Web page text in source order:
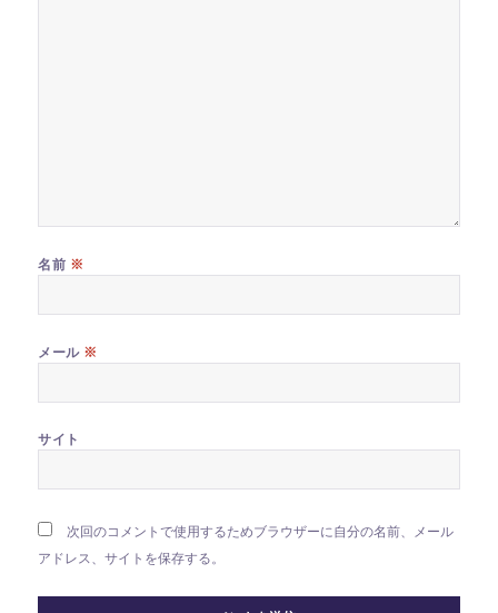
名前 ※
メール ※
サイト
次回のコメントで使用するためブラウザーに自分の名前、メール
アドレス、サイトを保存する。